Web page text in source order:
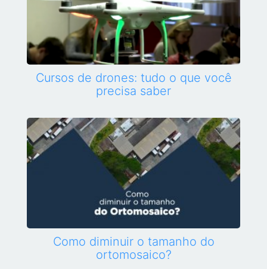
Cursos de drones: tudo o que você
precisa saber
Como diminuir o tamanho do
ortomosaico?